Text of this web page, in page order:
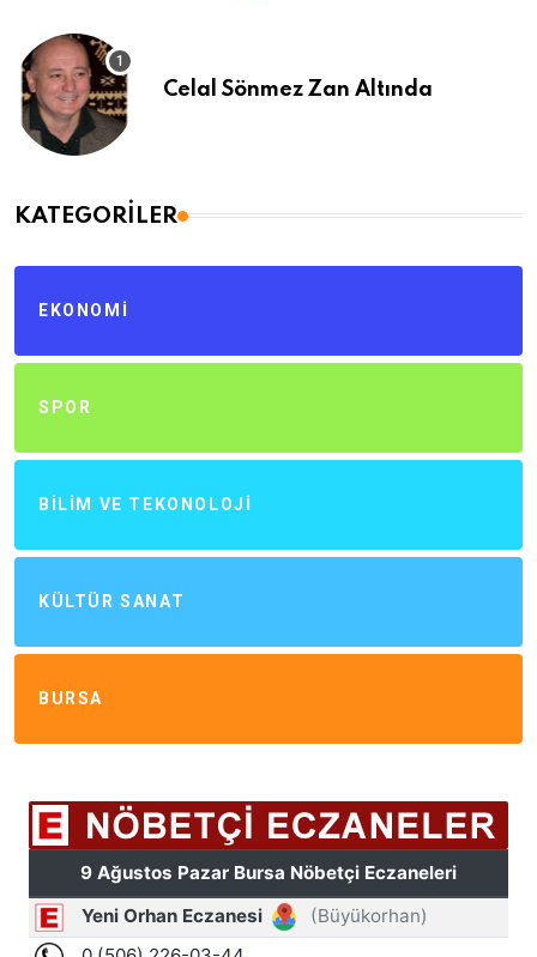
Celal Sönmez Zan Altında
KATEGORILER
EKONOMI
SPOR
BILIM VE TEKONOLOJI
KÜLTÜR SANAT
BURSA